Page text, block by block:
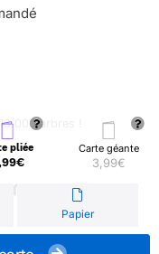
pliée Carte géante
3,99€
Papier
arbres !